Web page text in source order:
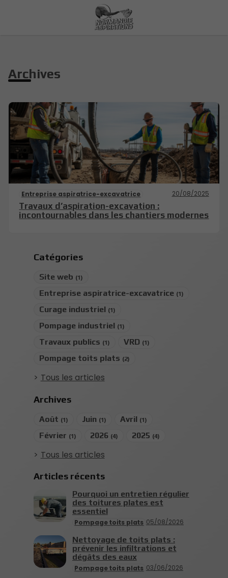
Catégories
Site web (1)
Entreprise aspiratrice-excavatrice (1)
Curage industriel (1)
Pompage industriel (1)
Travaux publics (1) VRD (1)
Pompage toits plats (2)
Tous les articles
Archives
Août (1) Juin (1) Avril (1)
Février (1) 2026 (4) 2025 (4)
Tous les articles
Articles récents
Pompage toits plats 05/08/2026
Pourquoi un entretien régulier
des toitures plates est
essentiel
Pompage toits plats 03/06/2026
Nettoyage de toits plats :
prévenir les infiltrations et
dégâts des eaux
Archives
Entreprise aspiratrice-excavatrice 20/08/2025
Travaux d’aspiration-excavation :
incontournables dans les chantiers modernes